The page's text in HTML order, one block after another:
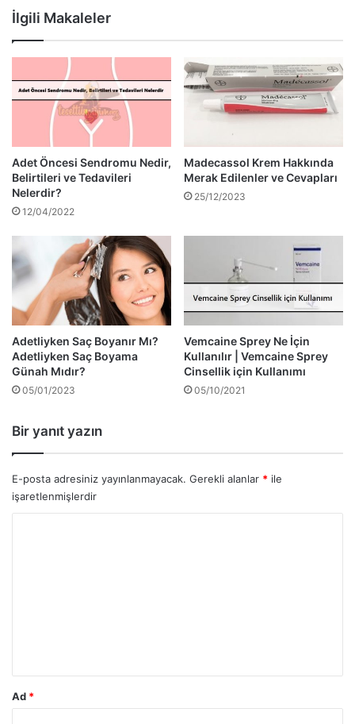
İlgili Makaleler
Adet Öncesi Sendromu Nedir,
Belirtileri ve Tedavileri
Nelerdir?
12/04/2022
Madecassol Krem Hakkında
Merak Edilenler ve Cevapları
25/12/2023
Adetliyken Saç Boyanır Mı?
Adetliyken Saç Boyama
Günah Mıdır?
05/01/2023
Vemcaine Sprey Ne İçin
Kullanılır | Vemcaine Sprey
Cinsellik için Kullanımı
05/10/2021
Bir yanıt yazın
E-posta adresiniz yayınlanmayacak. Gerekli alanlar * ile
işaretlenmişlerdir
Ad *